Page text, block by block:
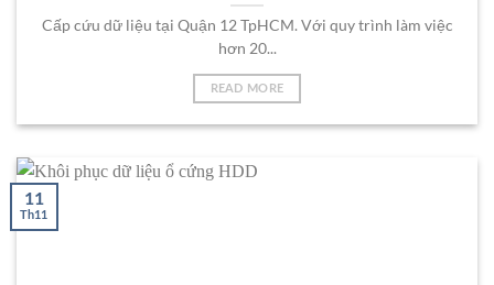
Cấp cứu dữ liệu tại Quận 12 TpHCM. Với quy trình làm việc
hơn 20...
READ MORE
11
Th11